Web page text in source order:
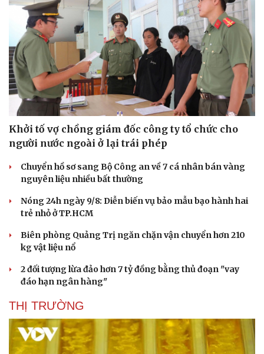
Sức khỏe
Dinh dưỡng - món ngon
Cây thuốc
Sản phụ khoa
Nhi khoa
Nam khoa
Làm đẹp - giảm cân
Phòng mạch online
Ăn sạch sống khỏe
Đời sống
Nhà đẹp
Tình yêu - Gia đình
Khởi tố vợ chồng giám đốc công ty tổ chức cho
người nước ngoài ở lại trái phép
Chuyển hồ sơ sang Bộ Công an về 7 cá nhân bán vàng
nguyên liệu nhiều bất thường
Nóng 24h ngày 9/8: Diễn biến vụ bảo mẫu bạo hành hai
trẻ nhỏ ở TP.HCM
Biên phòng Quảng Trị ngăn chặn vận chuyển hơn 210
kg vật liệu nổ
2 đối tượng lừa đảo hơn 7 tỷ đồng bằng thủ đoạn "vay
đáo hạn ngân hàng"
THỊ TRƯỜNG